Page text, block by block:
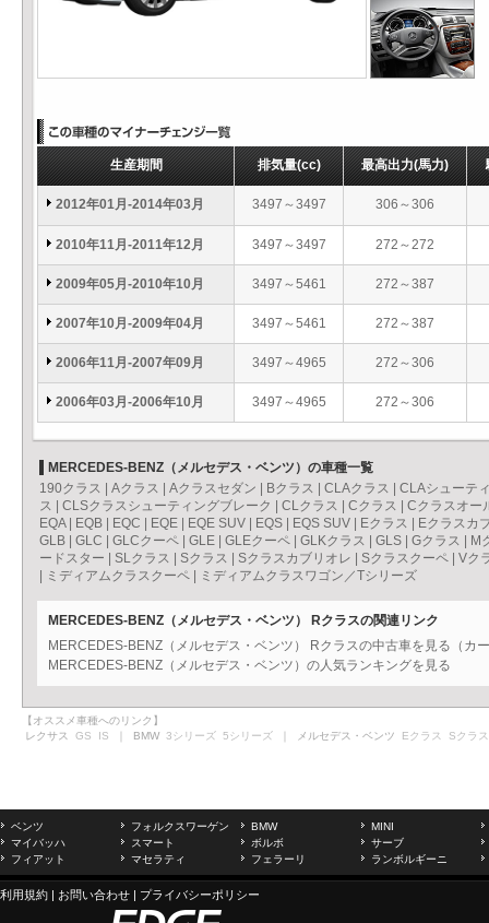
生産期間 排気量(cc) 最高出力(馬力)
2012年01月-2014年03月 3497～3497 306～306
2010年11月-2011年12月 3497～3497 272～272
2009年05月-2010年10月 3497～5461 272～387
2007年10月-2009年04月 3497～5461 272～387
2006年11月-2007年09月 3497～4965 272～306
2006年03月-2006年10月 3497～4965 272～306
MERCEDES-BENZ（メルセデス・ベンツ）の車種一覧
190クラス
Aクラス Aクラスセダン Bクラス CLAクラス
CLAシューテ
ス
CLSクラスシューティングブレーク CLクラス Cクラス
Cクラスオー
EQA| EQB EQC EQE EQE SUV EQS EQS SUV Eクラス
Eクラスカ
GLB
GLC GLCクーペ GLE GLEクーペ GLKクラス GLS Gクラス
M
ードスター
SLクラス Sクラス Sクラスカブリオレ Sクラスクーペ
Vク
ミディアムクラスクーペ ミディアムクラスワゴン／Tシリーズ
MERCEDES-BENZ（メルセデス・ベンツ） Rクラスの関連リンク
MERCEDES-BENZ（メルセデス・ベンツ） Rクラスの中古車を見る（カ
MERCEDES-BENZ（メルセデス・ベンツ）の人気ランキングを見る
【オススメ車種へのリンク】
レクサス GS IS ｜ BMW 3シリーズ 5シリーズ ｜ メルセデス・ベンツ Eクラス Sクラス
ベンツ フォルクスワーゲン BMW
MINI
マイバッハ
スマート ボルボ
サーブ
フィアット
マセラティ フェラーリ ランボルギーニ
利用規約 | お問い合わせ | プライバシーポリシー